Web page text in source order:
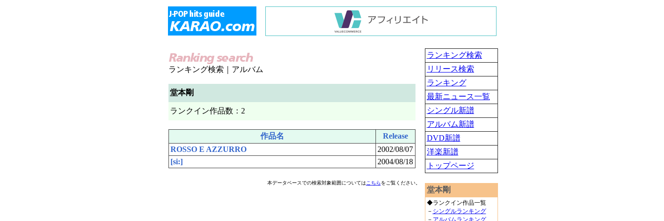
ランキング検索｜アルバム
堂本剛
ランクイン作品数：2
作品名
Release
ROSSO E AZZURRO
2002/08/07
[si:]
2004/08/18
本データベースでの検索対象範囲については こちらをご覧ください。
ランキング検索
リリース検索
ランキング
最新ニュース一覧
シングル新譜
アルバム新譜
DVD新譜
洋楽新譜
トップページ
堂本剛
◆ランクイン作品一覧
－ シングルランキング
－ アルバムランキング